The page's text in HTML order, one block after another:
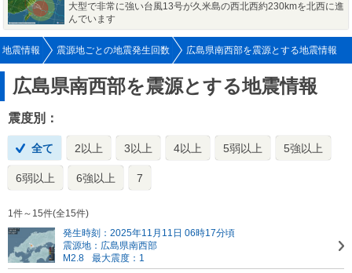
大型で非常に強い台風13号が久米島の西北西約230kmを北西に進
んでいます
地震情報 震源地ごとの地震発生回数 広島県南西部を震源とする地震情報
広島県南西部を震源とする地震情報
震度別：
全て 2以上 3以上 4以上 5弱以上 5強以上
6弱以上 6強以上 7
1件～15件(全15件)
発生時刻：2025年11月11日 06時17分頃
震源地：広島県南西部
M2.8
最大震度：1